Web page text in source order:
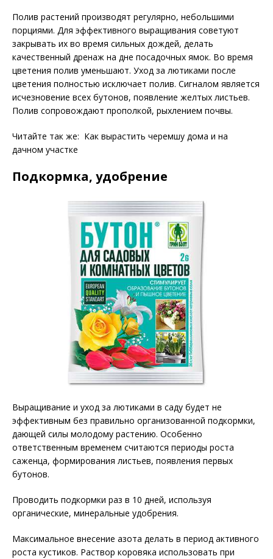
Полив растений производят регулярно, небольшими
порциями. Для эффективного выращивания советуют
закрывать их во время сильных дождей, делать
качественный дренаж на дне посадочных ямок. Во время
цветения полив уменьшают. Уход за лютиками после
цветения полностью исключает полив. Сигналом является
исчезновение всех бутонов, появление желтых листьев.
Полив сопровождают прополкой, рыхлением почвы.
Читайте так же: Как вырастить черемшу дома и на
дачном участке
Подкормка, удобрение
Выращивание и уход за лютиками в саду будет не
эффективным без правильно организованной подкормки,
дающей силы молодому растению. Особенно
ответственным временем считаются периоды роста
саженца, формирования листьев, появления первых
бутонов.
Проводить подкормки раз в 10 дней, используя
органические, минеральные удобрения.
Максимальное внесение азота делать в период активного
роста кустиков. Раствор коровяка использовать при